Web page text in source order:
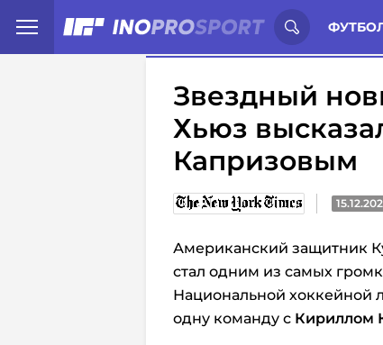
Иностранцы о спорте России:
Звездный
Хьюз
Капризовым
Американский защитник
стал одним из самых
Национальной хоккейной
одну команду с Кириллом